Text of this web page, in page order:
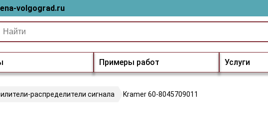
volgograd.ru
Примеры работ Услуги
распределители сигнала Kramer 60-8045709011